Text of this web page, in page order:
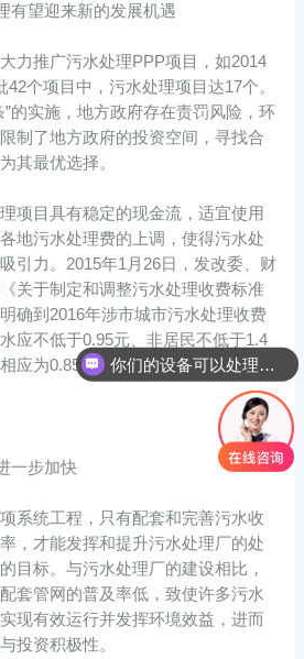
有望迎来新的发展机遇
推广污水处理PPP项目，如2014
个项目中，污水处理项目达17个。
”的实施，地方政府存在责罚风险，环
制了地方政府的投资空间，寻找合
其最优选择。
目具有稳定的现金流，适宜使用
地污水处理费的上调，使得污水处
引力。2015年1月26日，发改委、财
关于制定和调整污水处理收费标准
确到2016年涉市城市污水处理收费
应不低于0.95元、非居民不低于1.4
应为0.85元和1.2元。
一步加快
统工程，只有配套和完善污水收
，才能发挥和提升污水处理厂的处
目标。与污水处理厂的建设相比，
套管网的普及率低，致使许多污水
现有效运行并发挥环境效益，进而
投资积极性。